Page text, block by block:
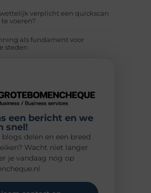
verplicht een quickscan
voeren?
als fundament voor
steden
een bericht en we
snel!
delen en een breed
Wacht niet langer
je vandaag nog op